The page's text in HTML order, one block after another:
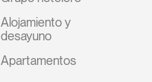
Alojamiento y
desayuno
Apartamentos